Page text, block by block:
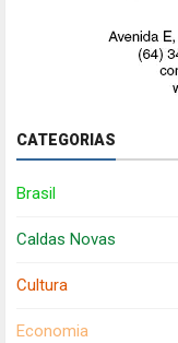
CATEGORIAS
Brasil
Caldas Novas
Cultura
Economia